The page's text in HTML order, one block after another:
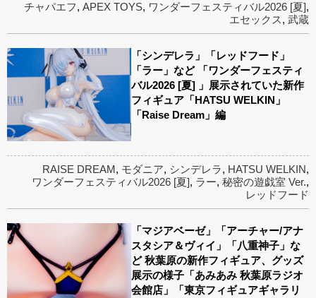
チャパエフ, APEX TOYS, ワンダーフェスティバル2026 [夏],
エセックス, 武蔵
「シンデレラ」「レッドフード」
「ラー」など 「ワンダーフェスティ
バル2026 [夏] 」展示されていた新作
フィギュア「HATSU WELKIN」
「Raise Dream」編
RAISE DREAM, モダニア, シンデレラ, HATSU WELKIN,
ワンダーフェスティバル2026 [夏], ラー, 秘密の遊戯室 Ver.,
レッドフード
「マジアベーゼ」「アーチャー/アナ
スタシア＆ヴィイ」「八重神子」な
ど 秋葉原の新作フィギュア、グッズ
展示の様子「あみあみ 秋葉原ラジオ
会館店」「東京フィギュアギャラリ